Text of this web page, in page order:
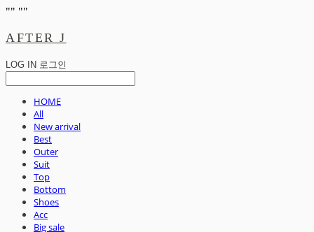
"" ""
AFTER J
LOG IN 로그인
HOME
All
New arrival
Best
Outer
Suit
Top
Bottom
Shoes
Acc
Big sale